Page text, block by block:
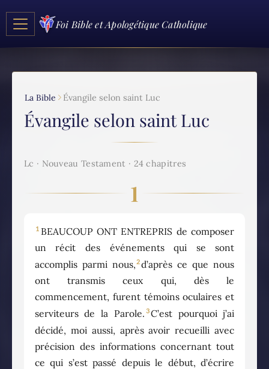
Foi Bible et Apologétique Catholique
La Bible Évangile selon saint Luc
Évangile selon saint Luc
Lc · Nouveau Testament · 24 chapitres
1
1 BEAUCOUP ONT ENTREPRIS de composer
un récit des événements qui se sont
accomplis parmi nous,2d’après ce que nous
ont transmis ceux qui, dès le
commencement, furent témoins oculaires et
serviteurs de la Parole. 3C’est pourquoi j’ai
décidé, moi aussi, après avoir recueilli avec
précision des informations concernant tout
ce qui s’est passé depuis le début, d’écrire